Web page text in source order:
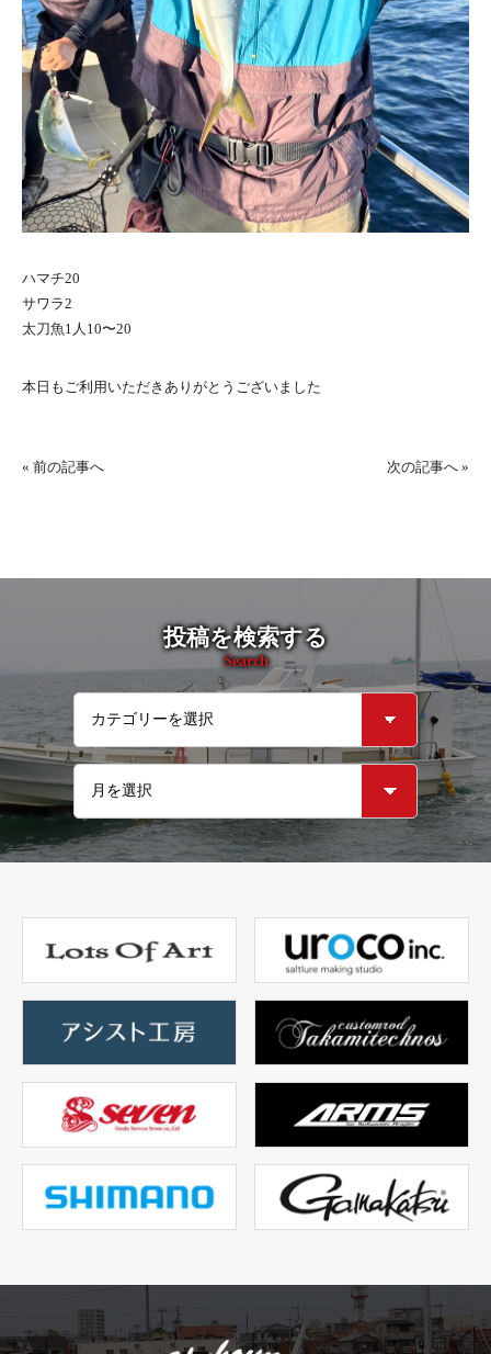
ハマチ20
サワラ2
太刀魚1人10〜20
本日もご利用いただきありがとうございました
« 前の記事へ 次の記事へ »
投稿を検索する
Search